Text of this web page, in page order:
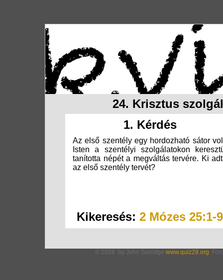
24. Krisztus
1. Kérdés
Az első szentély egy hordozható sátor
Isten a szentélyi szolgálatokon
tanította népét a megváltás tervére. Ki
az első szentély tervét?
Kikeresés: 2 Mózes 25:1-9
© 2026 by John Surridge www.quiz28.org